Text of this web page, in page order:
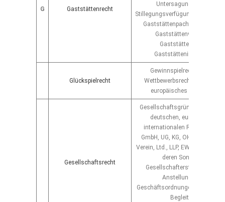
G Gaststättenrecht
Untersagungsverfügung,
Stillegungsverfügung,
Gaststättenpacht,
Gaststättenkaufrecht ,
Glückspielrecht
Gewinnspielrecht,
Wettbewerbsrecht,
europäisches
Gesellschaftsrecht
Gesellschaftsgründungsrecht
deutschen, europäischen
internationalen
GmbH, UG, KG, OHG, AG,
Verein, Ltd., LLP, EWiV, Stiftung,
deren Sonderformen;
Gesellschafterstreit,
Anstellungsverträge,
Geschäftsordnungen,
Begleitung von